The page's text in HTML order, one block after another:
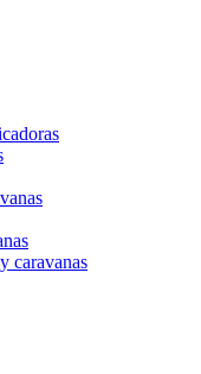
caravanas